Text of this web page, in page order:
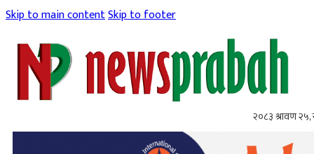
Skip to main contentSkip to footer
२०८३ श्रावण २५,